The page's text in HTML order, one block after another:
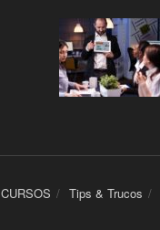
CURSOS Tips & Trucos